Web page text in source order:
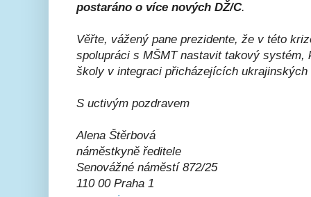
postaráno o více nových DŽ/C.
Věřte, vážený pane prezidente, že v této
spolupráci s MŠMT nastavit takový systém,
školy v integraci přicházejících
S uctivým pozdravem
Alena Štěrbová
náměstkyně ředitele
Senovážné náměstí 872/25
110 00 Praha 1